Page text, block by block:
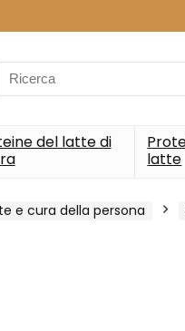
Search
del latte di
latte
e cura della persona